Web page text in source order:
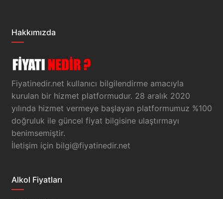
Hakkımızda
Fiyatinedir.net kullanıcı bilgilendirme amacıyla
kurulan bir hizmet platformudur. 28 aralık 2020
yılında hizmet vermeye başlayan platformumuz %100
doğruluk ile güncel fiyat bilgisine ulaştırmayı
benimsemiştir.
İletişim için bilgi@fiyatinedir.net
Alkol Fiyatları